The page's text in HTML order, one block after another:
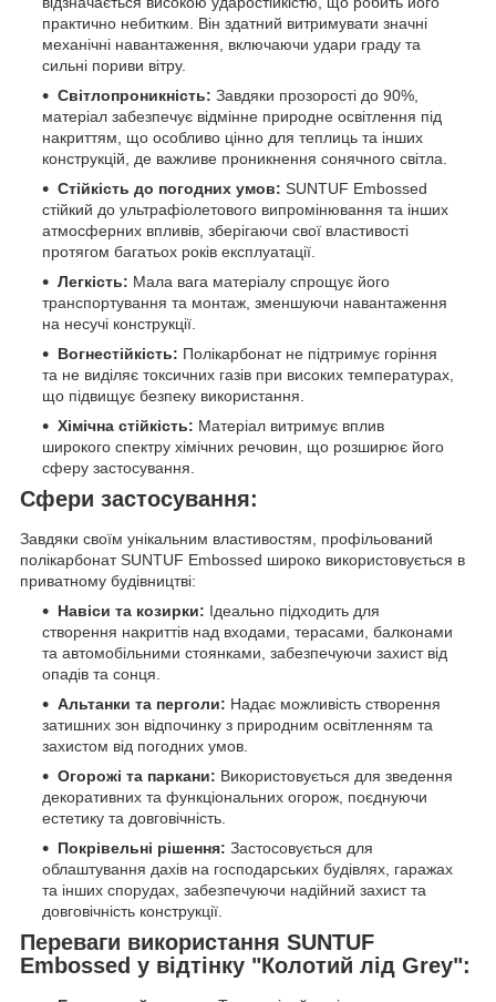
практично небитким. Він здатний витримувати значні
механічні навантаження, включаючи удари граду та
сильні пориви вітру.
Світлопроникність: Завдяки прозорості до 90%,
матеріал забезпечує відмінне природне освітлення під
накриттям, що особливо цінно для теплиць та інших
конструкцій, де важливе проникнення сонячного світла.
Стійкість до погодних умов: SUNTUF Embossed
стійкий до ультрафіолетового випромінювання та інших
атмосферних впливів, зберігаючи свої властивості
протягом багатьох років експлуатації.
Легкість: Мала вага матеріалу спрощує його
транспортування та монтаж, зменшуючи навантаження
на несучі конструкції.
Вогнестійкість: Полікарбонат не підтримує горіння
та не виділяє токсичних газів при високих температурах,
що підвищує безпеку використання.
Хімічна стійкість: Матеріал витримує вплив
широкого спектру хімічних речовин, що розширює його
сферу застосування.
Сфери застосування:
Завдяки своїм унікальним властивостям, профільований
полікарбонат SUNTUF Embossed широко використовується в
приватному будівництві:
Навіси та козирки: Ідеально підходить для
створення накриттів над входами, терасами, балконами
та автомобільними стоянками, забезпечуючи захист від
опадів та сонця.
Альтанки та перголи: Надає можливість створення
затишних зон відпочинку з природним освітленням та
захистом від погодних умов.
Огорожі та паркани: Використовується для зведення
декоративних та функціональних огорож, поєднуючи
естетику та довговічність.
Покрівельні рішення: Застосовується для
облаштування дахів на господарських будівлях, гаражах
та інших спорудах, забезпечуючи надійний захист та
довговічність конструкції.
Переваги використання SUNTUF
Embossed у відтінку "Колотий лід Grey":